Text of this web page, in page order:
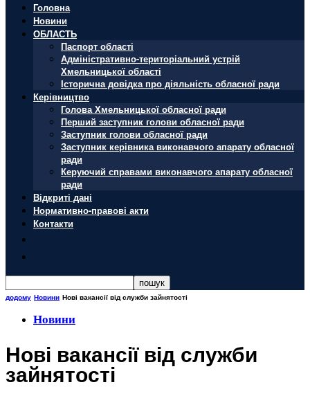
Головна
Новини
ОБЛАСТЬ
Паспорт області
Адміністративно-територіальний устрій
Хмельницької області
Історична довідка про діяльність обласної ради
Керівництво
Голова Хмельницької обласної ради
Перший заступник голови обласної ради
Заступник голови обласної ради
Заступник керівника виконавчого апарату обласної
ради
Керуючий справами виконавчого апарату обласної
ради
Відкриті дані
Нормативно-правові акти
Контакти
додому Новини Нові вакансії від служби зайнятості
Новини
Нові вакансії від служби
зайнятості